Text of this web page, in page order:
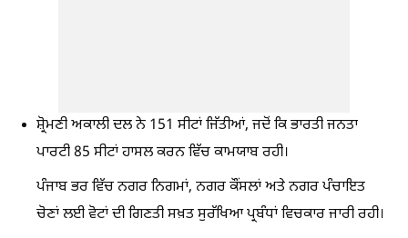
ਸ਼੍ਰੋਮਣੀ ਅਕਾਲੀ ਦਲ ਨੇ 151 ਸੀਟਾਂ ਜਿੱਤੀਆਂ, ਜਦੋਂ ਕਿ ਭਾਰਤੀ ਜਨਤਾ
ਪਾਰਟੀ 85 ਸੀਟਾਂ ਹਾਸਲ ਕਰਨ ਵਿੱਚ ਕਾਮਯਾਬ ਰਹੀ।
ਪੰਜਾਬ ਭਰ ਵਿੱਚ ਨਗਰ ਨਿਗਮਾਂ, ਨਗਰ ਕੌਂਸਲਾਂ ਅਤੇ ਨਗਰ ਪੰਚਾਇਤ
ਚੋਣਾਂ ਲਈ ਵੋਟਾਂ ਦੀ ਗਿਣਤੀ ਸਖ਼ਤ ਸੁਰੱਖਿਆ ਪ੍ਰਬੰਧਾਂ ਵਿਚਕਾਰ ਜਾਰੀ ਰਹੀ।